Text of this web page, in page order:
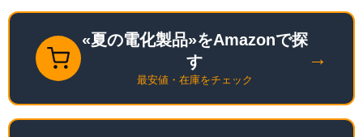
2026 福袋 ギフト
«夏の電化製品»をAmazonで探
す
最安値・在庫をチェック
→